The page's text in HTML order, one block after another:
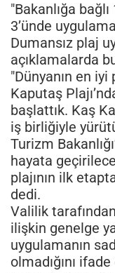
"Bakanlığa
3’ünde
Dumansız plaj
açıklamalarda
"Dünyanın en
Kaputaş
başlattık. Kaş
iş birliğiyle
Turizm
hayata
plajının ilk
dedi.
Valilik
ilişkin genelge
uygulamanın
olmadığını